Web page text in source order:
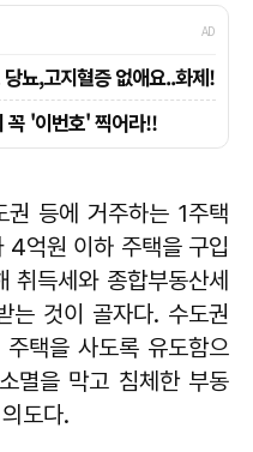
등에 거주하는 1주택
4억원 이하 주택을 구입
취득세와 종합부동산세
는 것이 골자다. 수도권
택을 사도록 유도함으
멸을 막고 침체한 부동
도다.